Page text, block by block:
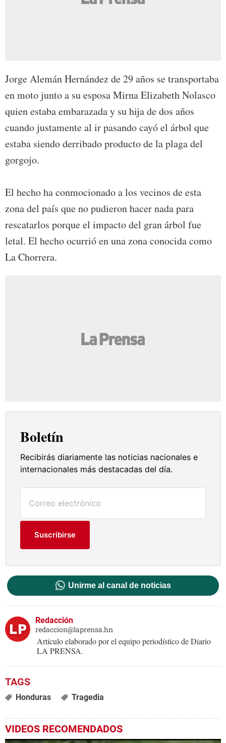
Jorge Alemán Hernández de 29 años se transportaba
en moto junto a su esposa Mirna Elizabeth Nolasco
quien estaba embarazada y su hija de dos años
cuando justamente al ir pasando cayó el árbol que
estaba siendo derribado producto de la plaga del
gorgojo.
El hecho ha conmocionado a los vecinos de esta
zona del país que no pudieron hacer nada para
rescatarlos porque el impacto del gran árbol fue
letal. El hecho ocurrió en una zona conocida como
La Chorrera.
Boletín
Recibirás diariamente las noticias nacionales e
internacionales más destacadas del día.
Suscribirse
Unirme al canal de noticias
Redacción
redaccion@laprensa.hn
Artículo elaborado por el equipo periodístico de Diario
LA PRENSA.
Honduras Tragedia
VIDEOS RECOMENDADOS